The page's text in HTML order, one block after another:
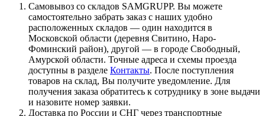
Самовывоз со складов SAMGRUPP. Вы можете
самостоятельно забрать заказ с наших удобно
расположенных складов — один находится в
Московской области (деревня Свитино, Наро-
Фоминский район), другой — в городе Свободный,
Амурской области. Точные адреса и схемы проезда
доступны в разделе Контакты. После поступления
товаров на склад, Вы получите уведомление. Для
получения заказа обратитесь к сотруднику в зоне выдачи
и назовите номер заявки.
Доставка по России и СНГ через транспортные